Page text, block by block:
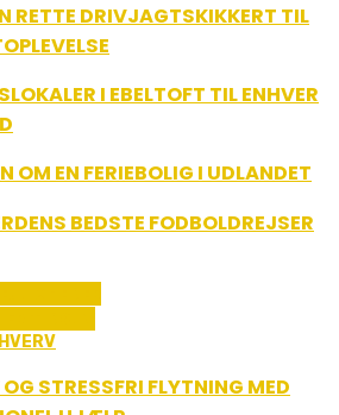
RETTE DRIVJAGTSKIKKERT TIL
I EBELTOFT TIL ENHVER
OM EN FERIEBOLIG I UDLANDET
BEDSTE FODBOLDREJSER
STRESSFRI FLYTNING MED